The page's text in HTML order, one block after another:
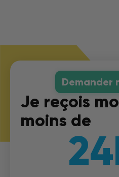
Demander
Je reçois
moins de